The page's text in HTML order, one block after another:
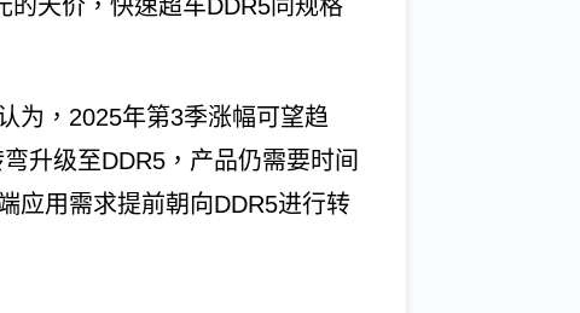
的天价，快速超车DDR5同规格
为，2025年第3季涨幅可望趋
升级至DDR5，产品仍需要时间
应用需求提前朝向DDR5进行转